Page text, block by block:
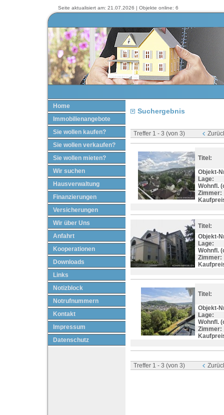
Seite aktualisiert am: 21.07.2026 | Objekte online: 6
Home
Immobilienangebote
Sie wollen kaufen?
Sie wollen verkaufen?
Sie wollen mieten?
Wir suchen
Hausverwaltung
Finanzierungen
Versicherungen
Wir über Uns
Anfahrt
Kooperationen
Downloads
Links
Notizblock
Notrufnummern
Kontakt
Impressum
Datenschutz
Suchergebnis
Treffer 1 - 3 (von 3)
Titel:
Objekt-
Lage:
Wohnfl.
Zimmer:
Titel:
Objekt-
Lage:
Wohnfl.
Zimmer:
Titel:
Objekt-
Lage:
Wohnfl.
Zimmer:
Treffer 1 - 3 (von 3)